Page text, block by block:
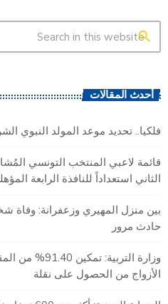
search
أحدث المقالات
فلكيا.. تحديد موعد المولد النبوي
قائمة لاعبي المنتخب التونسي
الثاني استعداداً للنافذة الرابعة
حادث مرور
وزارة التربية:
الأزواج من الحصول على نقلة